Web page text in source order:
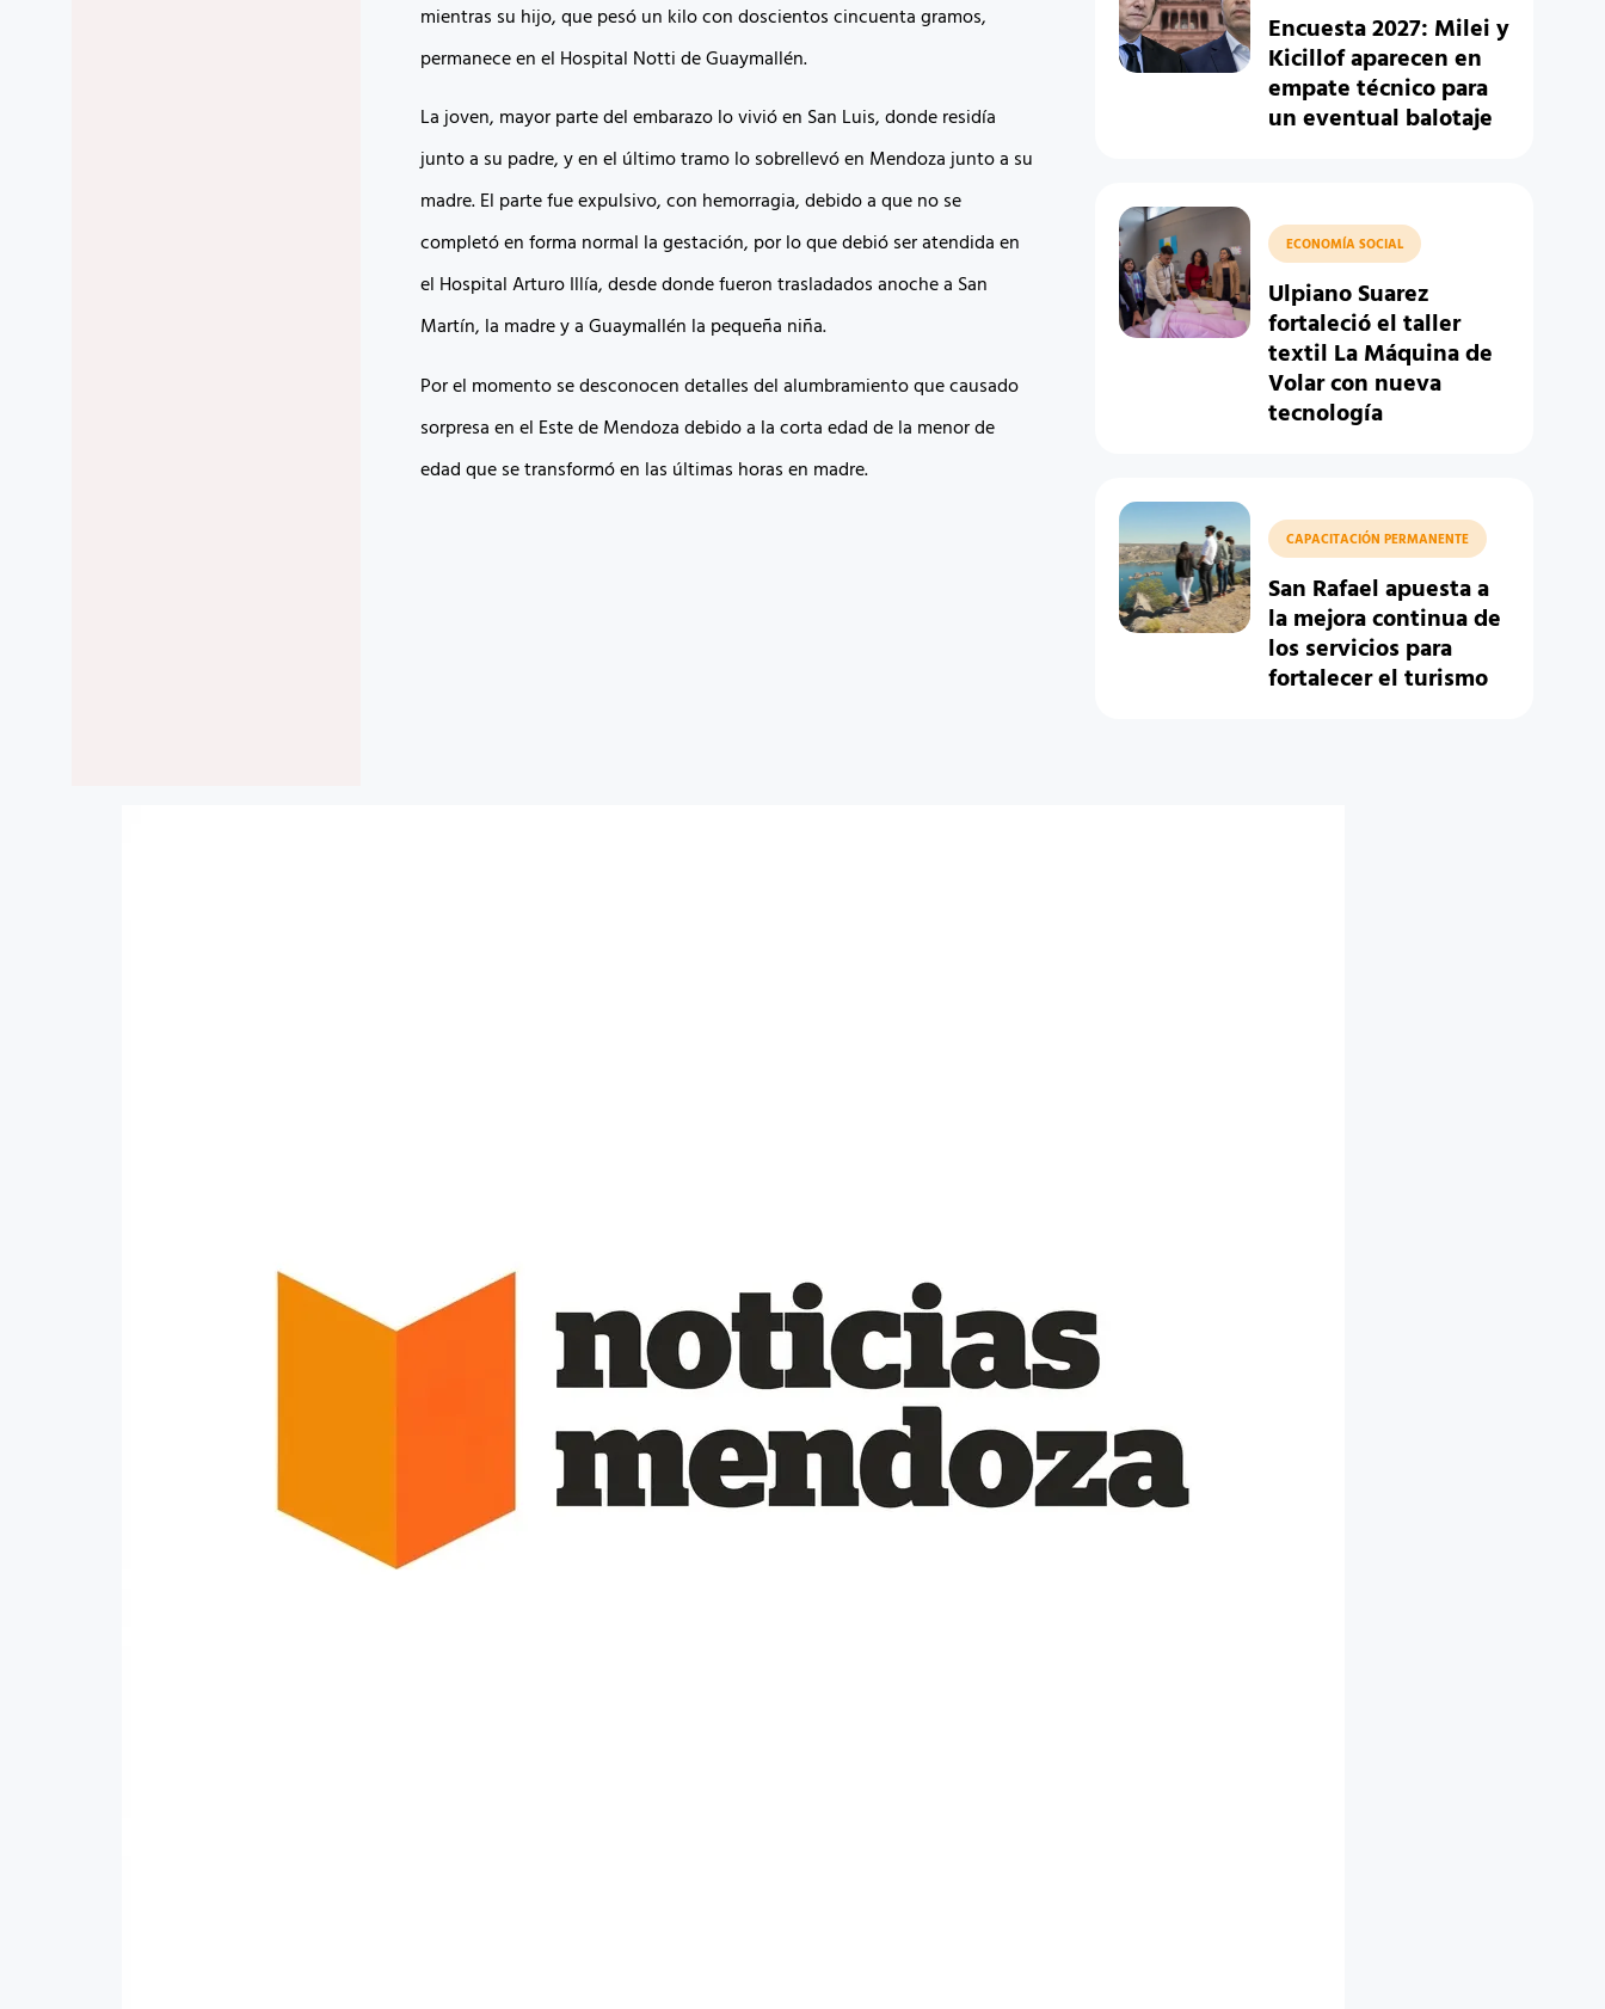
mientras su hijo, que pesó un kilo con doscientos cincuenta gramos,
permanece en el Hospital Notti de Guaymallén.
La joven, mayor parte del embarazo lo vivió en San Luis, donde residía
junto a su padre, y en el último tramo lo sobrellevó en Mendoza junto a su
madre. El parte fue expulsivo, con hemorragia, debido a que no se
completó en forma normal la gestación, por lo que debió ser atendida en
el Hospital Arturo Illía, desde donde fueron trasladados anoche a San
Martín, la madre y a Guaymallén la pequeña niña.
Por el momento se desconocen detalles del alumbramiento que causado
sorpresa en el Este de Mendoza debido a la corta edad de la menor de
edad que se transformó en las últimas horas en madre.
Encuesta 2027: Milei y
Kicillof aparecen en
empate técnico para
un eventual balotaje
ECONOMÍA SOCIAL
Ulpiano Suarez
fortaleció el taller
textil La Máquina de
Volar con nueva
tecnología
CAPACITACIÓN PERMANENTE
San Rafael apuesta a
la mejora continua de
los servicios para
fortalecer el turismo